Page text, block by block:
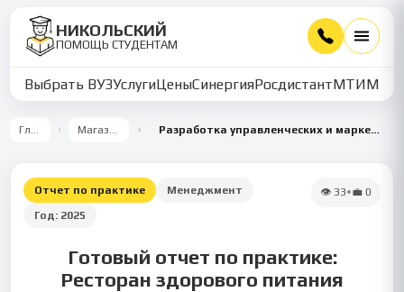
НИКОЛЬСКИЙ
ПОМОЩЬ СТУДЕНТАМ
Выбрать ВУЗУслугиЦеныСинергияРосдистантМТИММУ
Главная Магазин работ Разработка управленческих и маркетинговых решений для ресторана casual-dining
Отчет по практике
Менеджмент
Год: 2025
👁 33•💼 0
Готовый отчет по практике:
Ресторан здорового питания